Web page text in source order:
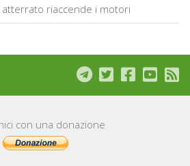
atterrato riaccende i motori
con una donazione